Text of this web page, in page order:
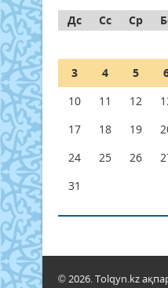
Дс
Сс Ср
3
4 5
10
11 12
17
18 19
24
25 26
31
© 2026. Tolqyn.kz